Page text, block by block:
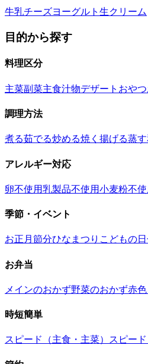
牛乳チーズヨーグルト 生クリーム
目的から探す
料理区分
主菜副菜主食汁物デザート おやつ
調理方法
煮る茹でる炒める焼く 揚げる蒸す
アレルギー対応
卵不使用乳製品不使用小麦粉不使
季節・イベント
お正月 節分ひなまつり こどもの日
お弁当
メインのおかず野菜のおかず赤
時短簡単
スピード（主食・主菜） スピー